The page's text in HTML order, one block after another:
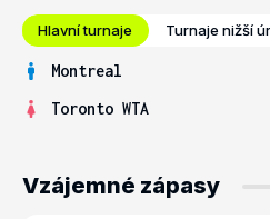
Hlavní turnaje Turnaje nižší
Montreal
Toronto WTA
Vzájemné zápasy